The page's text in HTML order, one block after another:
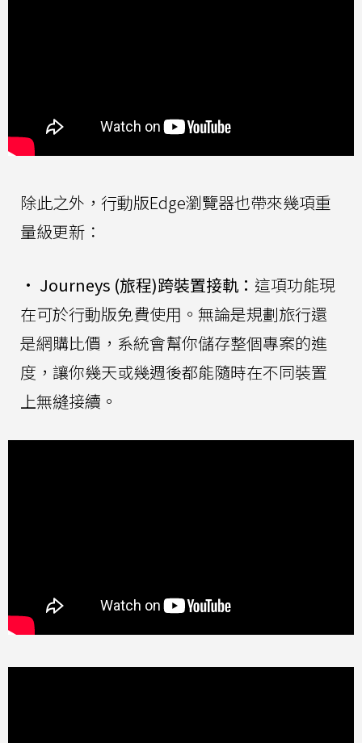
除此之外，行動版Edge瀏覽器也帶來幾項重
量級更新：
• Journeys (旅程)跨裝置接軌： 這項功能現
在可於行動版免費使用。無論是規劃旅行還
是網購比價，系統會幫你儲存整個專案的進
度，讓你幾天或幾週後都能隨時在不同裝置
上無縫接續。